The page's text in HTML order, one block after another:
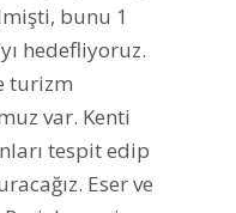
bunu 1
hedefliyoruz.
turizm
var. Kenti
tespit edip
Eser ve